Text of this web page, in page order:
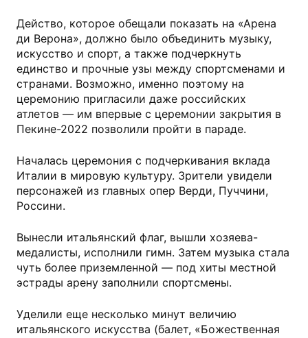
Действо, которое обещали показать на «Арена
ди Верона», должно было объединить музыку,
искусство и спорт, а также подчеркнуть
единство и прочные узы между спортсменами и
странами. Возможно, именно поэтому на
церемонию пригласили даже российских
атлетов — им впервые с церемонии закрытия в
Пекине-2022 позволили пройти в параде.
Началась церемония с подчеркивания вклада
Италии в мировую культуру. Зрители увидели
персонажей из главных опер Верди, Пуччини,
Россини.
Вынесли итальянский флаг, вышли хозяева-
медалисты, исполнили гимн. Затем музыка стала
чуть более приземленной — под хиты местной
эстрады арену заполнили спортсмены.
Уделили еще несколько минут величию
итальянского искусства (балет, «Божественная